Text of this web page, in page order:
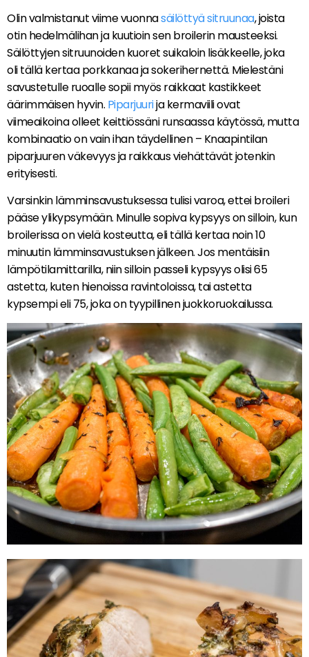
Olin valmistanut viime vuonnasäilöttyä sitruunaa, joista
otin hedelmälihan ja kuutioin sen broilerin mausteeksi.
Säilöttyjen sitruunoiden kuoret suikaloin lisäkkeelle, joka
oli tällä kertaa porkkanaa ja sokerihernettä. Mielestäni
savustetulle ruoalle sopii myös raikkaat kastikkeet
äärimmäisen hyvin. Piparjuurija kermaviili ovat
viimeaikoina olleet keittiössäni runsaassa käytössä, mutta
kombinaatio on vain ihan täydellinen – Knaapintilan
piparjuuren väkevyys ja raikkaus viehättävät jotenkin
erityisesti.
Varsinkin lämminsavustuksessa tulisi varoa, ettei broileri
pääse ylikypsymään. Minulle sopiva kypsyys on silloin, kun
broilerissa on vielä kosteutta, eli tällä kertaa noin 10
minuutin lämminsavustuksen jälkeen. Jos mentäisiin
lämpötilamittarilla, niin silloin passeli kypsyys olisi 65
astetta, kuten hienoissa ravintoloissa, tai astetta
kypsempi eli 75, joka on tyypillinen juokkoruokailussa.